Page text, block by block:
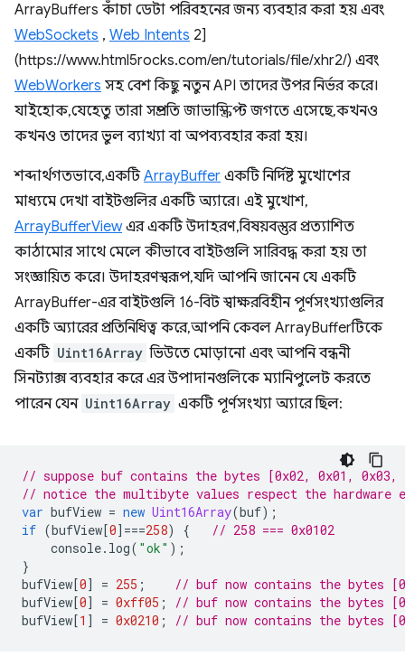
ArrayBuffers কাঁচা ডেটা পরিবহনের জন্য ব্যবহার করা হয় এবং
WebSockets , Web Intents 2]
(https://www.html5rocks.com/en/tutorials/file/xhr2/) এবং
WebWorkers সহ বেশ কিছু নতুন API তাদের উপর নির্ভর করে।
যাইহোক, যেহেতু তারা সম্প্রতি জাভাস্ক্রিপ্ট জগতে এসেছে, কখনও
কখনও তাদের ভুল ব্যাখ্যা বা অপব্যবহার করা হয়।
শব্দার্থগতভাবে, একটিArrayBuffer একটি নির্দিষ্ট মুখোশের
মাধ্যমে দেখা বাইটগুলির একটি অ্যারে। এই মুখোশ,
ArrayBufferViewএর একটি উদাহরণ, বিষয়বস্তুর প্রত্যাশিত
কাঠামোর সাথে মেলে কীভাবে বাইটগুলি সারিবদ্ধ করা হয় তা
সংজ্ঞায়িত করে। উদাহরণস্বরূপ, যদি আপনি জানেন যে একটি
ArrayBuffer-এর বাইটগুলি 16-বিট স্বাক্ষরবিহীন পূর্ণসংখ্যাগুলির
একটি অ্যারের প্রতিনিধিত্ব করে, আপনি কেবল ArrayBufferটিকে
একটি Uint16Array ভিউতে মোড়ানো এবং আপনি বন্ধনী
সিনট্যাক্স ব্যবহার করে এর উপাদানগুলিকে ম্যানিপুলেট করতে
পারেন যেন Uint16Array একটি পূর্ণসংখ্যা অ্যারে ছিল:
// suppose buf contains the bytes [0x02, 0x01, 0x03,
// notice the multibyte values respect the
var bufView = new Uint16Array(buf);
if (bufView[0] ===258) {
// 258 === 0x0102
console. log( "ok" );
}
bufView[0] = 255 ;
// buf now contains the bytes
bufView[0] = 0xff05 ;
// buf now contains the bytes
bufView[1 ] = 0x0210 ; // buf now contains the bytes